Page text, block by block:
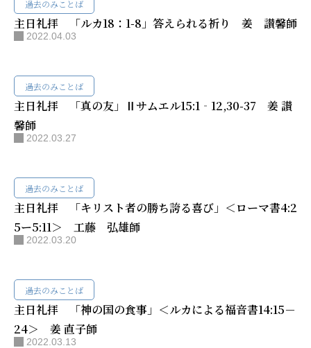
過去のみことば
主日礼拝 「ルカ18：1-8」答えられる祈り 姜 讃馨師
2022.04.03
過去のみことば
主日礼拝 「真の友」Ⅱサムエル15:1‐12,30-37 姜 讃
馨師
2022.03.27
過去のみことば
主日礼拝 「キリスト者の勝ち誇る喜び」＜ローマ書4:2
5ー5:11＞ 工藤 弘雄師
2022.03.20
過去のみことば
主日礼拝 「神の国の食事」＜ルカによる福音書14:15－
24＞ 姜 直子師
2022.03.13